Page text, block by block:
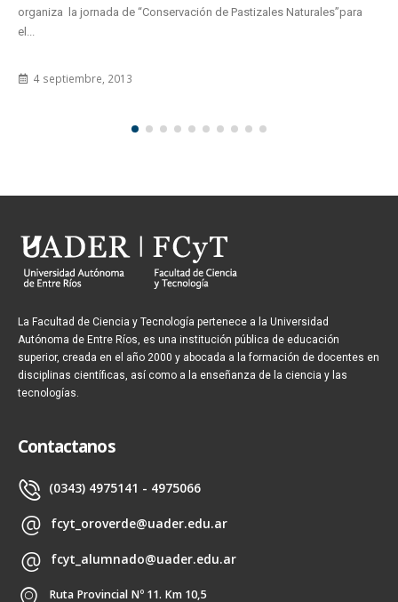
1007/12 -con fecha 13 de julio de 2012- que aprueba...
La Facultad de Ciencia y Tecnología pertenece a la Universidad
Autónoma de Entre Ríos, es una institución pública de educación
superior, creada en el año 2000 y abocada a la formación de docentes en
disciplinas científicas, así como a la enseñanza de la ciencia y las
tecnologías.
Contactanos
(0343) 4975141 - 4975066
fcyt_oroverde@uader.edu.ar
fcyt_alumnado@uader.edu.ar
Ruta Provincial Nº 11. Km 10,5